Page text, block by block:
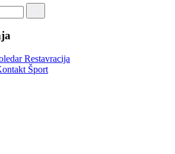
Restavracija
Šport